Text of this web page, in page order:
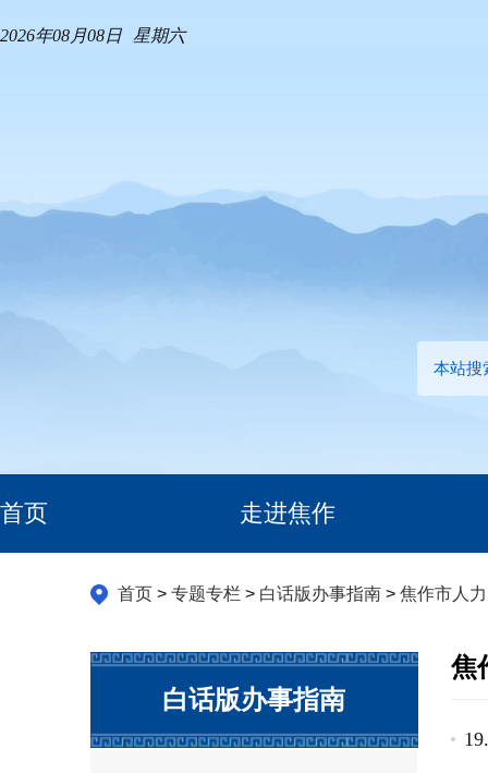
2026年08月08日 星期六
本站搜
首页 走进焦作
首页> 专题专栏 > 白话版办事指南> 焦作市人
白话版办事指南
焦